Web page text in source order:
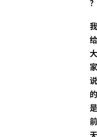
？
我
给
大
家
说
的
是
前
天